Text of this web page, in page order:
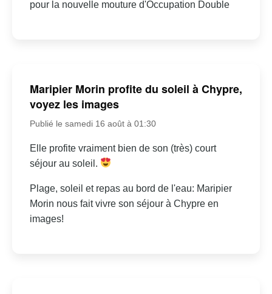
pour la nouvelle mouture d'Occupation Double
Maripier Morin profite du soleil à Chypre,
voyez les images
Publié le samedi 16 août à 01:30
Elle profite vraiment bien de son (très) court
séjour au soleil.
Plage, soleil et repas au bord de l'eau: Maripier
Morin nous fait vivre son séjour à Chypre en
images!